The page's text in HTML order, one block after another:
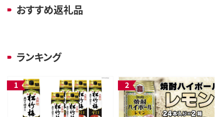
おすすめ返礼品
ランキング